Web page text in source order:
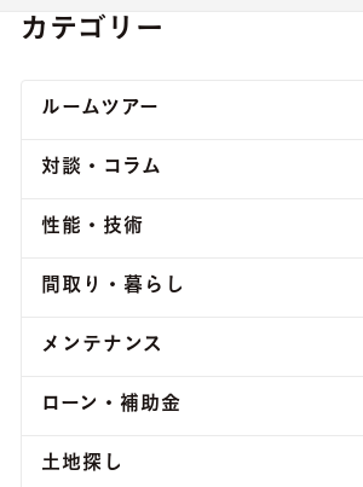
カテゴリー
ルームツアー
対談・コラム
性能・技術
間取り・暮らし
メンテナンス
ローン・補助金
土地探し